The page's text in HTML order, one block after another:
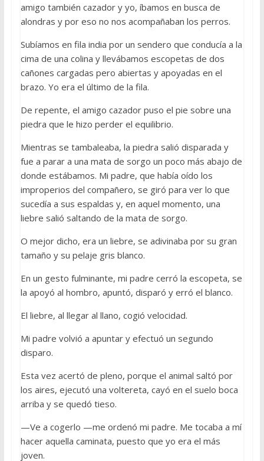
amigo también cazador y yo, íbamos en busca de
alondras y por eso no nos acompañaban los perros.
Subíamos en fila india por un sendero que conducía a la
cima de una colina y llevábamos escopetas de dos
cañones cargadas pero abiertas y apoyadas en el
brazo. Yo era el último de la fila.
De repente, el amigo cazador puso el pie sobre una
piedra que le hizo perder el equilibrio.
Mientras se tambaleaba, la piedra salió disparada y
fue a parar a una mata de sorgo un poco más abajo de
donde estábamos. Mi padre, que había oído los
improperios del compañero, se giró para ver lo que
sucedía a sus espaldas y, en aquel momento, una
liebre salió saltando de la mata de sorgo.
O mejor dicho, era un liebre, se adivinaba por su gran
tamaño y su pelaje gris blanco.
En un gesto fulminante, mi padre cerró la escopeta, se
la apoyó al hombro, apuntó, disparó y erró el blanco.
El liebre, al llegar al llano, cogió velocidad.
Mi padre volvió a apuntar y efectuó un segundo
disparo.
Esta vez acertó de pleno, porque el animal saltó por
los aires, ejecutó una voltereta, cayó en el suelo boca
arriba y se quedó tieso.
—Ve a cogerlo —me ordenó mi padre. Me tocaba a mí
hacer aquella caminata, puesto que yo era el más
joven.